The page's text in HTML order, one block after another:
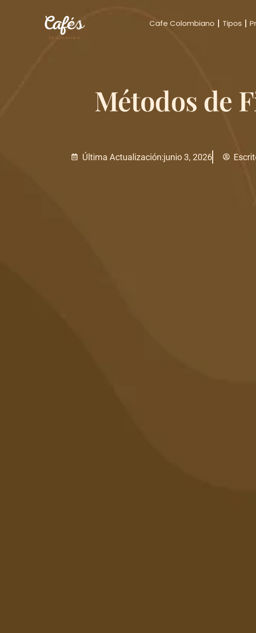
Cafe Colombiano Tipos
Métodos de
Última Actualización:junio 3, 2026